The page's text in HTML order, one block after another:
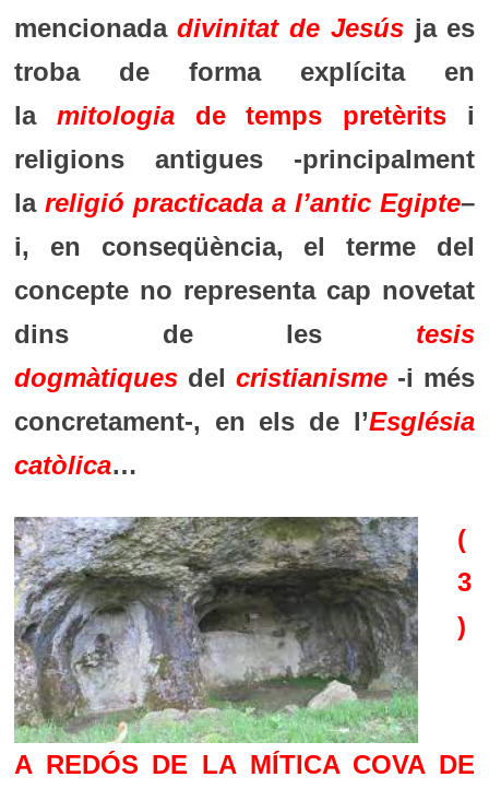
mencionadadivinitat de Jesús ja es
troba de forma explícita en
la mitologiade temps pretèrits i
religions antigues -principalment
la religió practicada a l’antic Egipte–
i, en conseqüència, el terme del
concepte no representa cap novetat
dins de les tesis
dogmàtiques delcristianisme -i més
concretament-, en els de l’Església
catòlica…
(
3
)
A REDÓS DE LA MÍTICA COVA DE